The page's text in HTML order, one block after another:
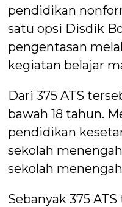
pendidikan
satu opsi Disdik
pengentasan
kegiatan belajar
Dari 375 ATS
bawah 18 tahun.
pendidikan
sekolah
sekolah
Sebanyak 375